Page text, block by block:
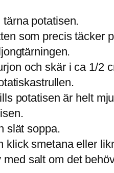
potatisen.
som precis täcker
och skär i ca 1/2
potatisen är helt
slät soppa.
klick smetana eller
med salt om det